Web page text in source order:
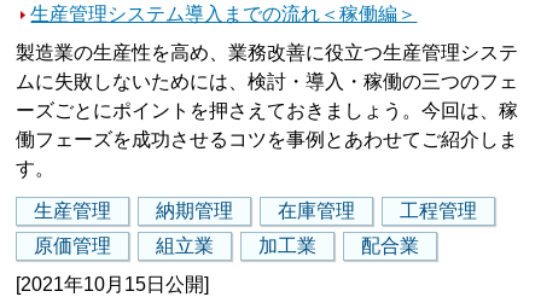
生産管理システム導入までの流れ＜稼働編＞
製造業の生産性を高め、業務改善に役立つ生産管理システ
ムに失敗しないためには、検討・導入・稼働の三つのフェ
ーズごとにポイントを押さえておきましょう。今回は、稼
働フェーズを成功させるコツを事例とあわせてご紹介しま
す。
生産管理 納期管理 在庫管理
工程管理
原価管理
組立業 加工業
配合業
[2021年10月15日公開]